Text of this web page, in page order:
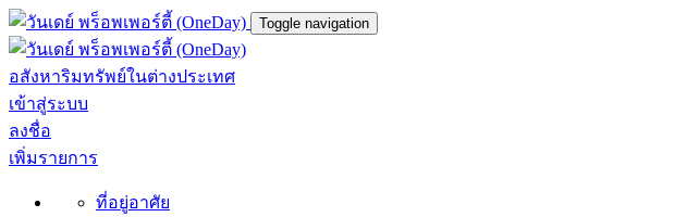
Toggle navigation
อสังหาริมทรัพย์ในต่างประเทศ
เข้าสู่ระบบ
ลงชื่อ
เพิ่มรายการ
ที่อยู่อาศัย